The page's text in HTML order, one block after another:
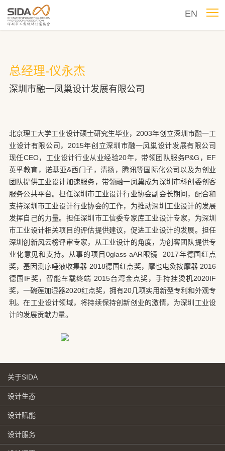
EN
总经理-仪永杰
深圳市融一凤巢设计发展有限公司
北京理工大学工业设计硕士研究生毕业，2003年创立深圳市融一工
业设计有限公司，2015年创立深圳市融一凤巢设计发展有限公司
现任CEO，工业设计行业从业经验20年，带领团队服务P&G，EF
英孚教育，诺基亚&西门子，清扬，腾讯等国际化公司以及为创业
团队提供工业设计加速服务，带领融一凤巢成为深圳市科创委创客
服务公共平台。担任深圳市工业设计行业协会副会长期间，配合和
支持深圳市工业设计行业协会的工作，为推动深圳工业设计的发展
发挥自己的力量。担任深圳市工信委专家库工业设计专家，为深圳
市工业设计相关项目的评估提供建议，促进工业设计的发展。担任
深圳创新风云榜评审专家，从工业设计的角度，为创客团队提供专
业化意见和支持。从事的项目0glass aAR眼镜 2017年德国红点
奖，基因测序唾液收集器 2018德国红点奖，摩也电灸按摩器 2016
德国IF奖，智能车载终端 2015台湾金点奖，手持挂烫机2020IF
奖，一碗莲加湿器2020红点奖，拥有20几项实用新型专利和外观专
利。在工业设计领域，将持续保持创新创业的激情，为深圳工业设
计的发展贡献力量。
关于SIDA
设计生态
设计赋能
设计服务